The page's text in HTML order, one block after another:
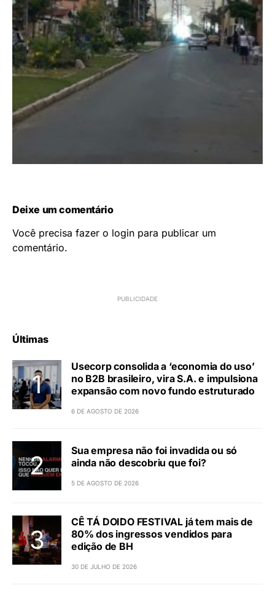
Deixe um comentário
Você precisa fazer o login para publicar um
comentário.
Últimas
Usecorp consolida a ‘economia do uso’
no B2B brasileiro, vira S.A. e impulsiona
expansão com novo fundo estruturado
6 DE AGOSTO DE 2026
Sua empresa não foi invadida ou só
ainda não descobriu que foi?
5 DE AGOSTO DE 2026
CÊ TÁ DOIDO FESTIVAL já tem mais de
80% dos ingressos vendidos para
edição de BH
30 DE JULHO DE 2026